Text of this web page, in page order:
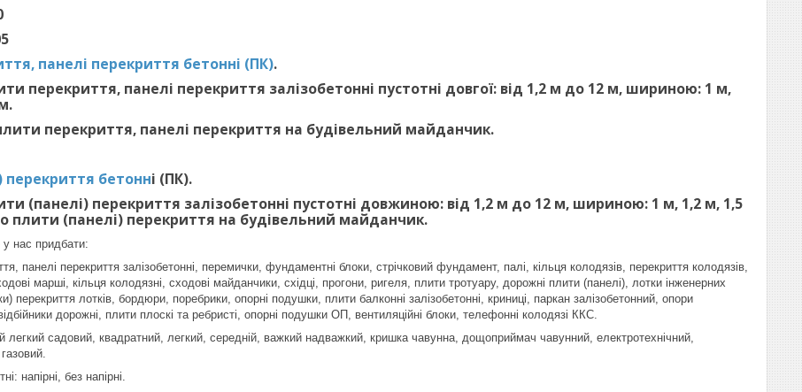
панелі перекриття бетонні (ПК).
перекриття, панелі перекриття залізобетонні пустотні довгої: від 1,2 м до 12 м, шириною: 1 м,
перекриття, панелі перекриття на будівельний майданчик.
перекриття бетонні (ПК).
(панелі) перекриття залізобетонні пустотні довжиною: від 1,2 м до 12 м, шириною: 1 м, 1,2 м, 1,5
плити (панелі) перекриття на будівельний майданчик.
нас придбати:
панелі перекриття залізобетонні, перемички, фундаментні блоки, стрічковий фундамент, палі, кільця колодязів, перекриття колодязів,
марші, кільця колодязні, сходові майданчики, східці, прогони, ригеля, плити тротуару, дорожні плити (панелі), лотки інженерних
перекриття лотків, бордюри, поребрики, опорні подушки, плити балконні залізобетонні, криниці, паркан залізобетонний, опори
дорожні, плити плоскі та ребристі, опорні подушки ОП, вентиляційні блоки, телефонні колодязі ККС.
легкий садовий, квадратний, легкий, середній, важкий надважкий, кришка чавунна, дощоприймач чавунний, електротехнічний,
напірні, без напірні.